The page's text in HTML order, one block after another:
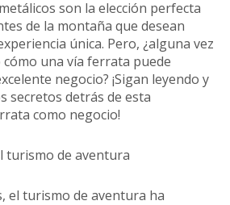
son la elección perfecta
de la montaña que desean
única. Pero, ¿alguna vez
una vía ferrata puede
negocio? ¡Sigan leyendo y
secretos detrás de esta
como negocio!
turismo de aventura
el turismo de aventura ha